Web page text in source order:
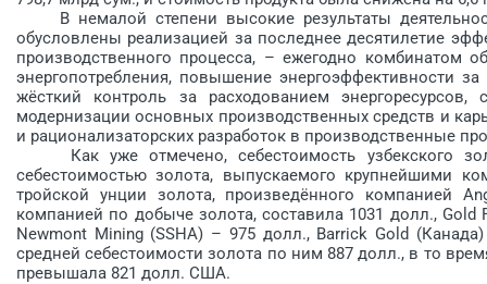
В немалой степени высокие результаты
обусловлены реализацией за пос­леднее десятилетие
производственного процесса, – ежегодно комбинатом
энергопотребления, повышение энергоэффективности
жёсткий контроль за расходованием
модернизации основных производственных средств и
и рационализаторских разработок в производственные
Как уже отмечено, себестоимость узбекского
себестоимостью золота, выпускаемого крупнейшими
тройской унции золота, произведённого компанией
компанией по добыче золота, составила 1031 долл.,
Newmont Mining (SSHA) – 975 долл., Barrick Gold
средней себестоимости золота по ним 887 долл., в то
превышала 821 долл. США.